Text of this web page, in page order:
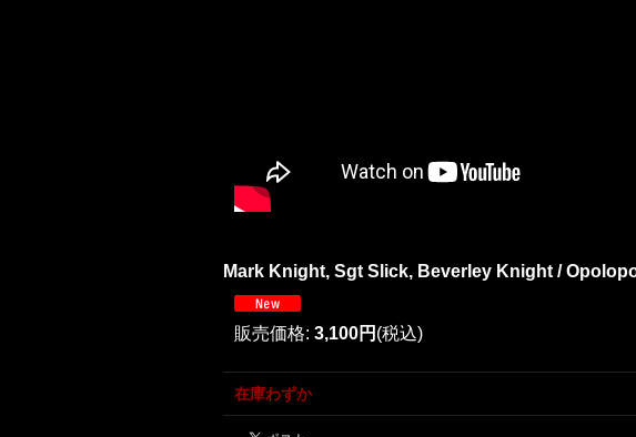
Mark Knight, Sgt Slick, Beverley Knight /
販売価格: 3,100円 (税込)
在庫わずか